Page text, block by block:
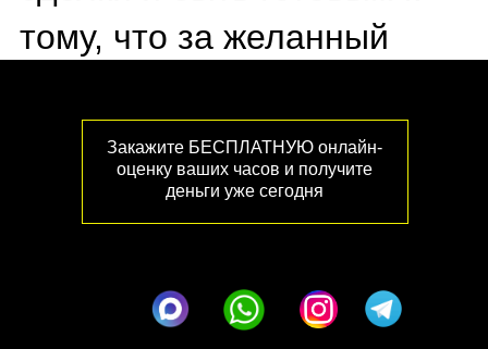
Закажите БЕСПЛАТНУЮ онлайн-
оценку ваших часов и получите
деньги уже сегодня